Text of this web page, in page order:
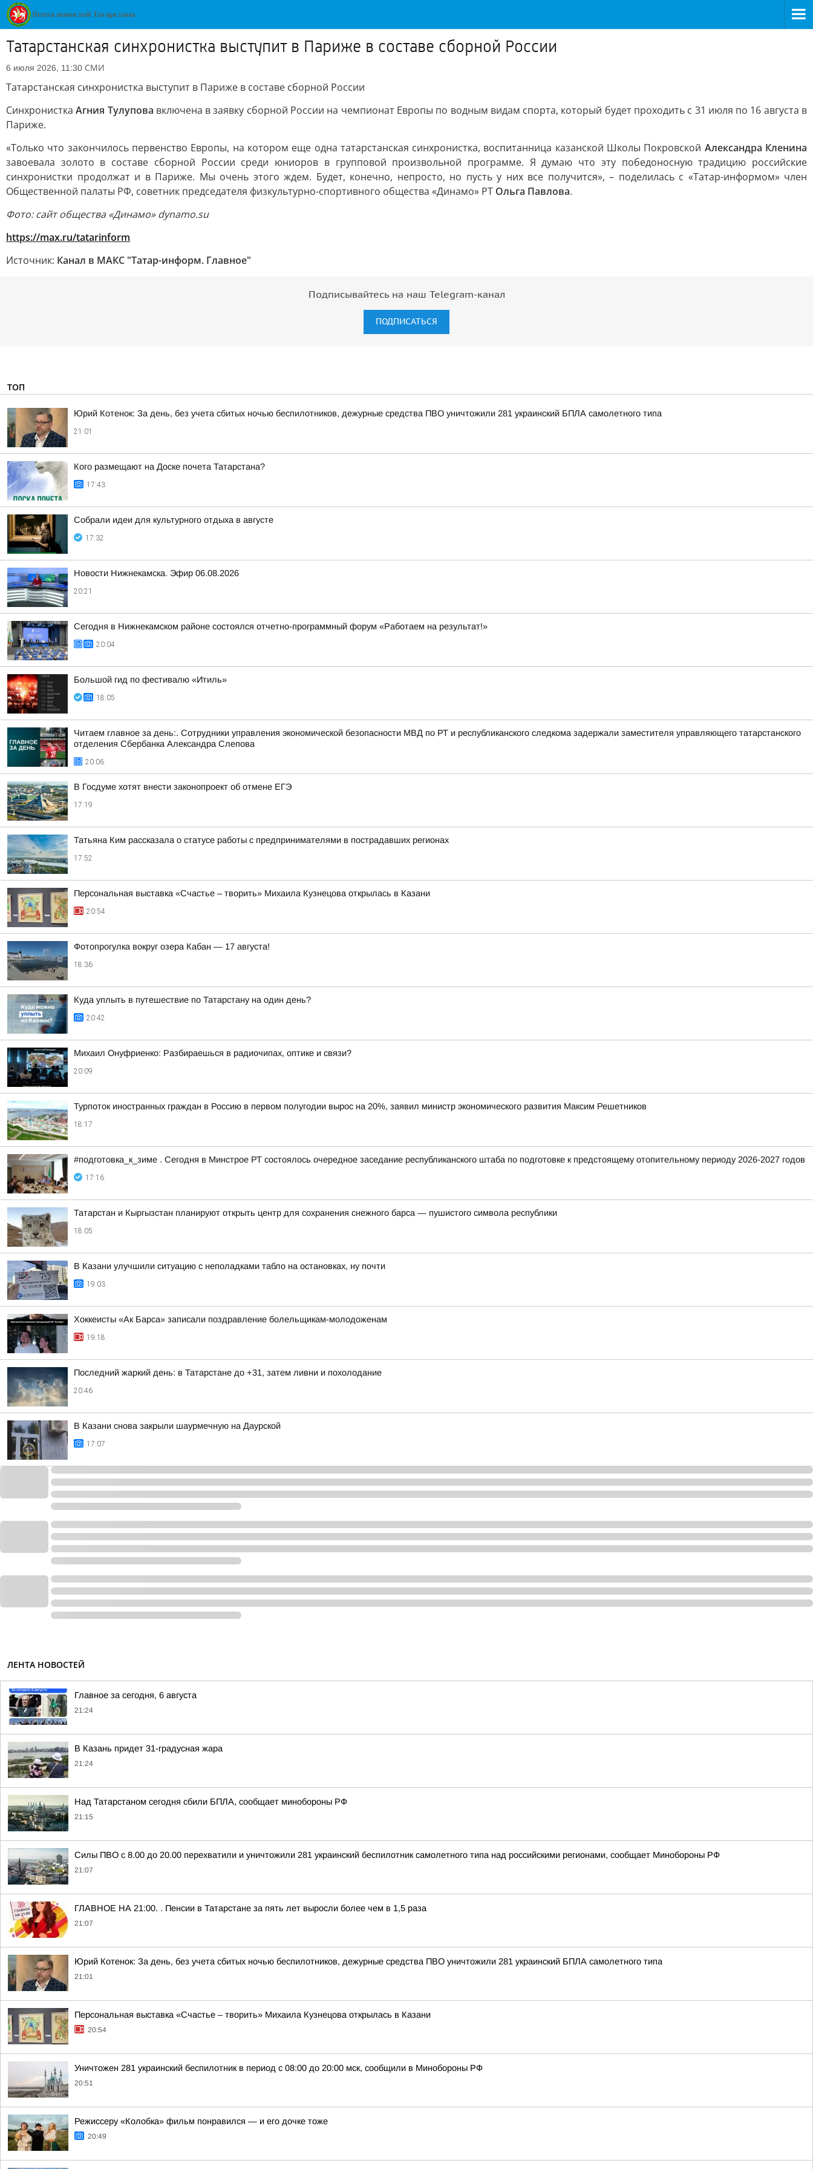
Татарстанская синхронистка выступит в Париже в составе сборной России
6 июля 2026, 11:30 СМИ
Татарстанская синхронистка выступит в Париже в составе сборной России
СинхронисткаАгния Тулупова включена в заявку сборной России на чемпионат Европы по водным видам спорта, который будет проходить с 31 июля по 16 августа в
Париже.
«Только что закончилось первенство Европы, на котором еще одна татарстанская синхронистка, воспитанница казанской Школы Покровской Александра Кленина
завоевала золото в составе сборной России среди юниоров в групповой произвольной программе. Я думаю что эту победоносную традицию российские
синхронистки продолжат и в Париже. Мы очень этого ждем. Будет, конечно, непросто, но пусть у них все получится», – поделилась с «Татар-информом» член
Общественной палаты РФ, советник председателя физкультурно-спортивного общества «Динамо» РТ Ольга Павлова.
Фото: сайт общества «Динамо» dynamo.su
https://max.ru/tatarinform
Источник: Канал в МАКС "Татар-информ. Главное"
Подписывайтесь на наш Telegram-канал
ПОДПИСАТЬСЯ
ТОП
Юрий Котенок: За день, без учета сбитых ночью беспилотников, дежурные средства ПВО уничтожили 281 украинский БПЛА самолетного типа
21:01
Кого размещают на Доске почета Татарстана?
17:43
Собрали идеи для культурного отдыха в августе
17:32
Новости Нижнекамска. Эфир 06.08.2026
20:21
Сегодня в Нижнекамском районе состоялся отчетно-программный форум «Работаем на результат!»
20:04
Большой гид по фестивалю «Итиль»
18:05
Читаем главное за день:. Сотрудники управления экономической безопасности МВД по РТ и республиканского следкома задержали заместителя управляющего татарстанского
отделения Сбербанка Александра Слепова
20:06
В Госдуме хотят внести законопроект об отмене ЕГЭ
17:19
Татьяна Ким рассказала о статусе работы с предпринимателями в пострадавших регионах
17:52
Персональная выставка «Счастье – творить» Михаила Кузнецова открылась в Казани
20:54
Фотопрогулка вокруг озера Кабан — 17 августа!
18:36
Куда уплыть в путешествие по Татарстану на один день?
20:42
Михаил Онуфриенко: Разбираешься в радиочипах, оптике и связи?
20:09
Турпоток иностранных граждан в Россию в первом полугодии вырос на 20%, заявил министр экономического развития Максим Решетников
18:17
#подготовка_к_зиме . Сегодня в Минстрое РТ состоялось очередное заседание республиканского штаба по подготовке к предстоящему отопительному периоду 2026-2027 годов
17:16
Татарстан и Кыргызстан планируют открыть центр для сохранения снежного барса — пушистого символа республики
18:05
В Казани улучшили ситуацию с неполадками табло на остановках, ну почти
19:03
Хоккеисты «Ак Барса» записали поздравление болельщикам-молодоженам
19:18
Последний жаркий день: в Татарстане до +31, затем ливни и похолодание
20:46
В Казани снова закрыли шаурмечную на Даурской
17:07
ЛЕНТА НОВОСТЕЙ
Главное за сегодня, 6 августа
21:24
В Казань придет 31-градусная жара
21:24
Над Татарстаном сегодня сбили БПЛА, сообщает минобороны РФ
21:15
Силы ПВО с 8.00 до 20.00 перехватили и уничтожили 281 украинский беспилотник самолетного типа над российскими регионами, сообщает Минобороны РФ
21:07
ГЛАВНОЕ НА 21:00. . Пенсии в Татарстане за пять лет выросли более чем в 1,5 раза
21:07
Юрий Котенок: За день, без учета сбитых ночью беспилотников, дежурные средства ПВО уничтожили 281 украинский БПЛА самолетного типа
21:01
Персональная выставка «Счастье – творить» Михаила Кузнецова открылась в Казани
20:54
Уничтожен 281 украинский беспилотник в период с 08:00 до 20:00 мск, сообщили в Минобороны РФ
20:51
Режиссеру «Колобка» фильм понравился — и его дочке тоже
20:49